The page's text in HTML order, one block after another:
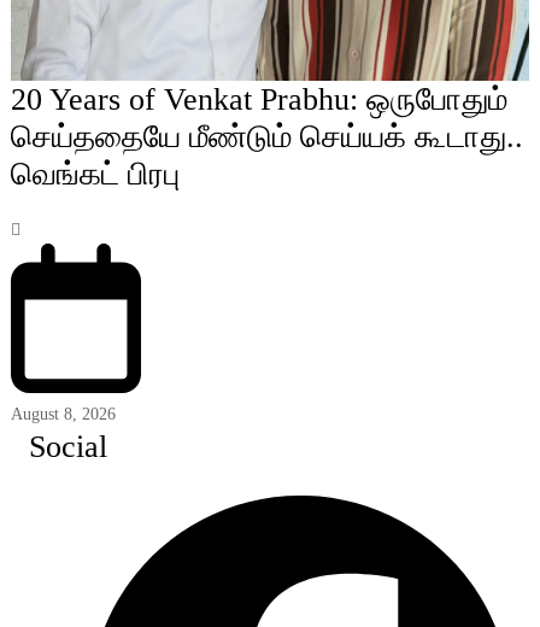
20 Years of Venkat Prabhu: ஒருபோதும்
செய்ததையே மீண்டும் செய்யக் கூடாது..
வெங்கட் பிரபு
August 8, 2026
Social